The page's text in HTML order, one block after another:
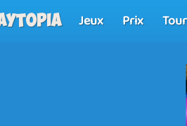
Jeux Prix